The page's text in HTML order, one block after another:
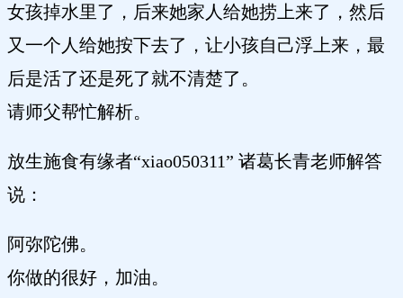
女孩掉水里了，后来她家人给她捞上来了，然后
又一个人给她按下去了，让小孩自己浮上来，最
后是活了还是死了就不清楚了。
请师父帮忙解析。
放生施食有缘者“xiao050311” 诸葛长青老师解答
说：
阿弥陀佛。
你做的很好，加油。